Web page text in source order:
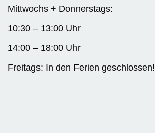
Mittwochs + Donnerstags:
10:30 – 13:00 Uhr
14:00 – 18:00 Uhr
Freitags: In den Ferien geschlossen!